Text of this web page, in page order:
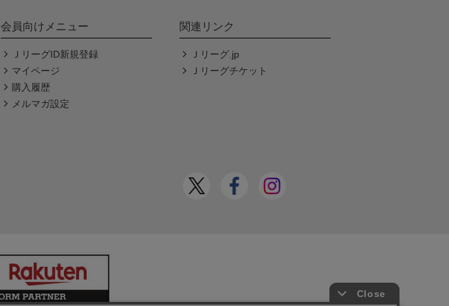
会員向けメニュー
ＪリーグID新規登録
マイページ
購入履歴
メルマガ設定
関連リンク
Ｊリーグ.jp
Ｊリーグチケット